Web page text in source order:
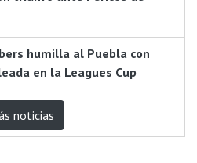
humilla al Puebla con
en la Leagues Cup
noticias